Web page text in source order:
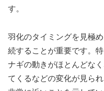
す。
羽化のタイミングを見極
続することが重要です。
ナギの動きがほとんどな
てくるなどの変化が見ら